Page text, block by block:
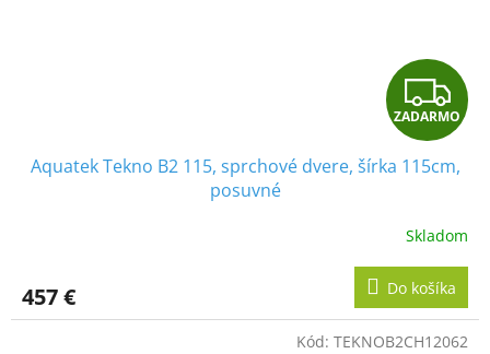
Z
A
D
A
R
M
ZADARMO
Aquatek Tekno B2 115, sprchové dvere, šírka 115cm,
posuvné
Skladom
457 € Do košíka
Kód: TEKNOB2CH12062